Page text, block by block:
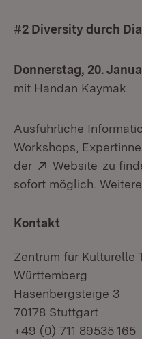
#2 Diversity durch
Donnerstag, 20.
mit Handan Kaymak
Ausführliche
Workshops,
der
Extern:
Website zu
sofort möglich.
Kontakt
Zentrum für Kulturelle
Württemberg
Hasenbergsteige 3
70178 Stuttgart
+49 (0) 711 89535 165